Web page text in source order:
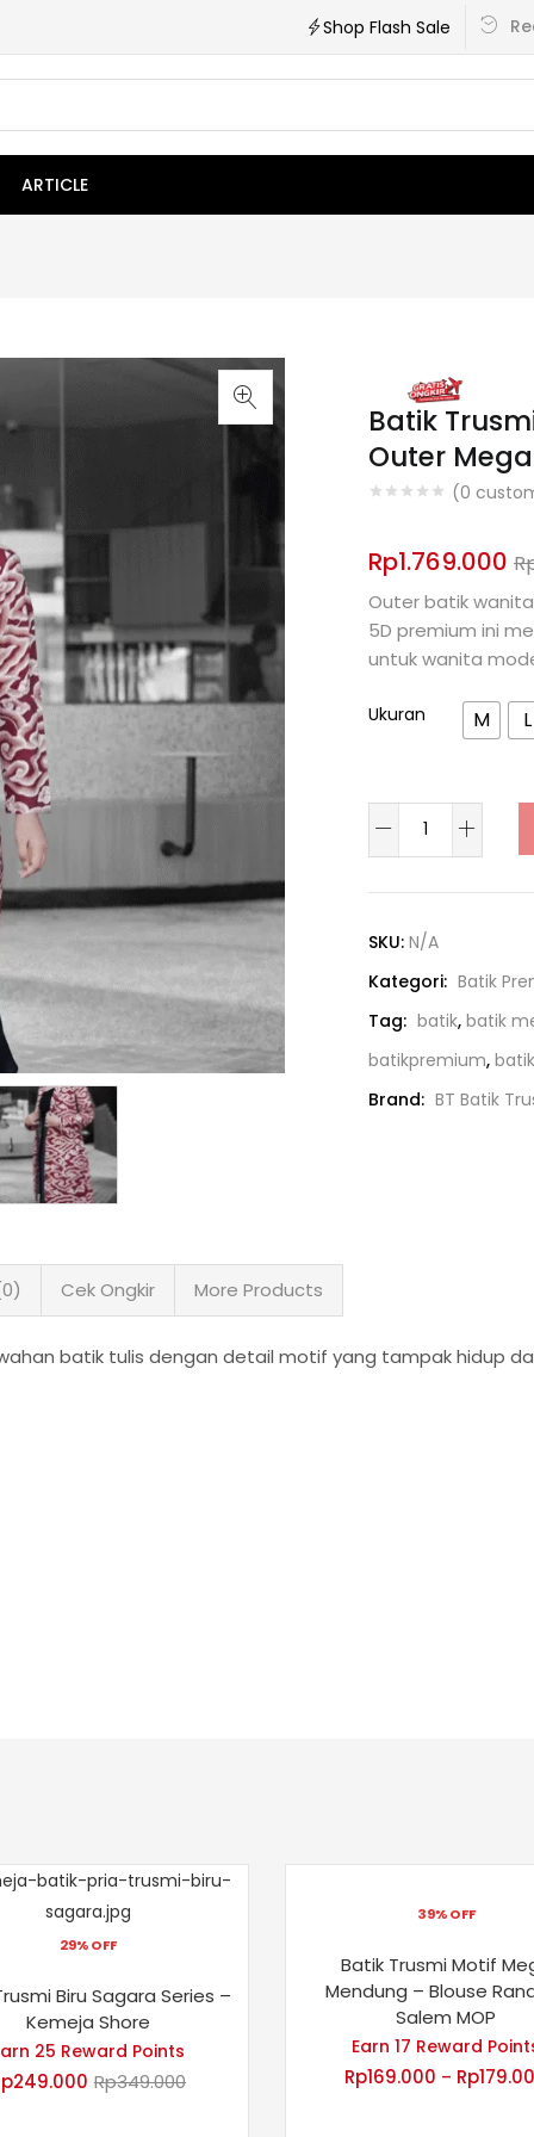
Shop Flash Sale
ARTICLE
Batik
Outer
(0
Rp1.769.000
Outer batik
5D premium ini
untuk wanita
Ukuran M L
SKU: N/A
Kategori: Batik
Tag: batik, batik
batikpremium,
Brand: BT Batik
Cek Ongkir More Products
batik tulis dengan detail motif yang tampak hidup
29% OFF
Biru Sagara Series –
Kemeja Shore
25 Reward Points
249.000 Rp349.000
39% OFF
Batik Trusmi Motif
Mendung – Blouse
Salem MOP
Earn 17 Reward
Rp169.000 – Rp